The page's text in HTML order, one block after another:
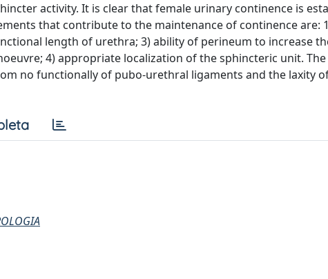
activity. It is clear that female urinary continence is
that contribute to the maintenance of continence are:
length of urethra; 3) ability of perineum to increase
4) appropriate localization of the sphincteric unit.
no functionally of pubo-urethral ligaments and the laxity